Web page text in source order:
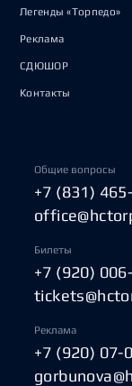
Легенды «Торпедо»
Реклама
СДЮШОР
Контакты
Общие вопросы
+7 (831)
Билеты
+7 (920)
Реклама
+7 (920) 07-